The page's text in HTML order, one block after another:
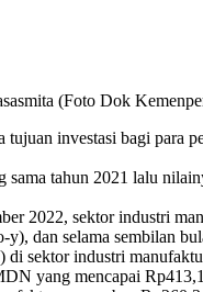
(Foto Dok
tujuan investasi bagi
sama tahun 2021 lalu
2022, sektor industri
dan selama sembilan
sektor industri
yang mencapai